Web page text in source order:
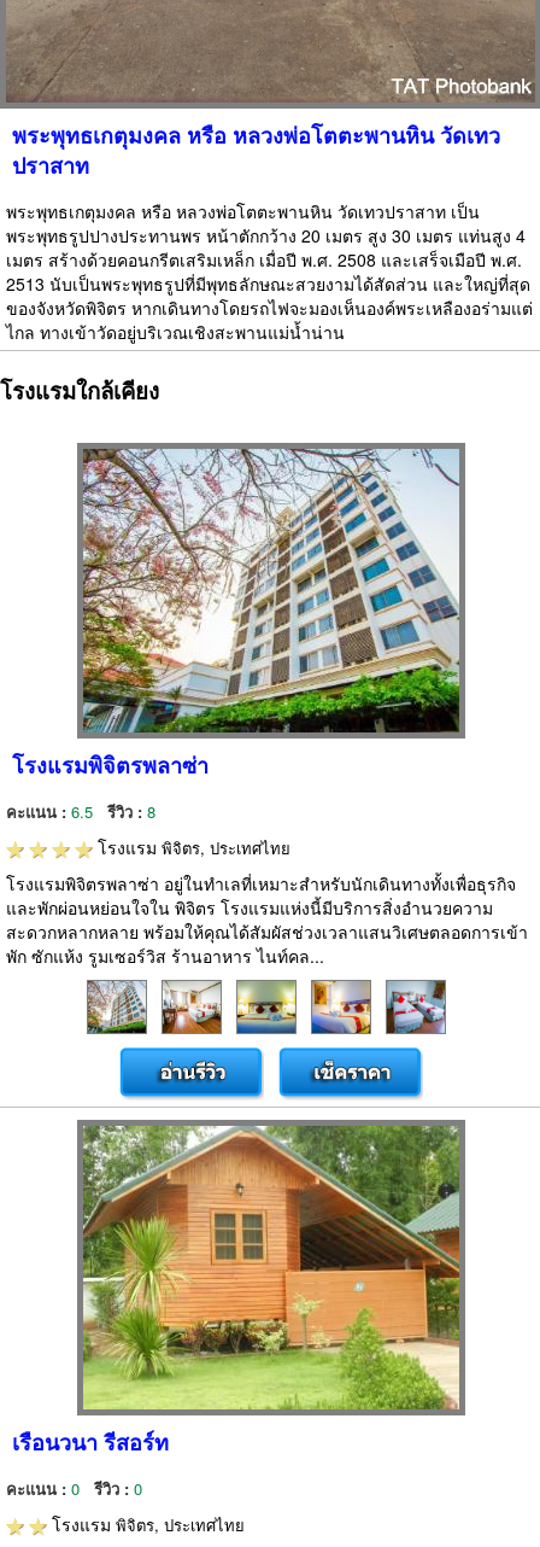
พระพุทธเกตุมงคล หรือ หลวงพ่อโตตะพานหิน วัดเทว
ปราสาท
พระพุทธเกตุมงคล หรือ หลวงพ่อโตตะพานหิน วัดเทวปราสาท เป็น
พระพุทธรูปปางประทานพร หน้าตักกว้าง 20 เมตร สูง 30 เมตร แท่นสูง 4
เมตร สร้างด้วยคอนกรีตเสริมเหล็ก เมื่อปี พ.ศ. 2508 และเสร็จเมือปี พ.ศ.
2513 นับเป็นพระพุทธรูปที่มีพุทธลักษณะสวยงามได้สัดส่วน และใหญ่ที่สุด
ของจังหวัดพิจิตร หากเดินทางโดยรถไฟจะมองเห็นองค์พระเหลืองอร่ามแต่
ไกล ทางเข้าวัดอยู่บริเวณเชิงสะพานแม่น้ำน่าน
โรงแรมใกล้เคียง
โรงแรมพิจิตรพลาซ่า
คะแนน : 6.5 รีวิว : 8
โรงแรม พิจิตร, ประเทศไทย
โรงแรมพิจิตรพลาซ่า อยู่ในทำเลที่เหมาะสำหรับนักเดินทางทั้งเพื่อธุรกิจ
และพักผ่อนหย่อนใจใน พิจิตร โรงแรมแห่งนี้มีบริการสิ่งอำนวยความ
สะดวกหลากหลาย พร้อมให้คุณได้สัมผัสช่วงเวลาแสนวิเศษตลอดการเข้า
พัก ซักแห้ง รูมเซอร์วิส ร้านอาหาร ไนท์คล...
เรือนวนา รีสอร์ท
คะแนน : 0 รีวิว : 0
โรงแรม พิจิตร, ประเทศไทย